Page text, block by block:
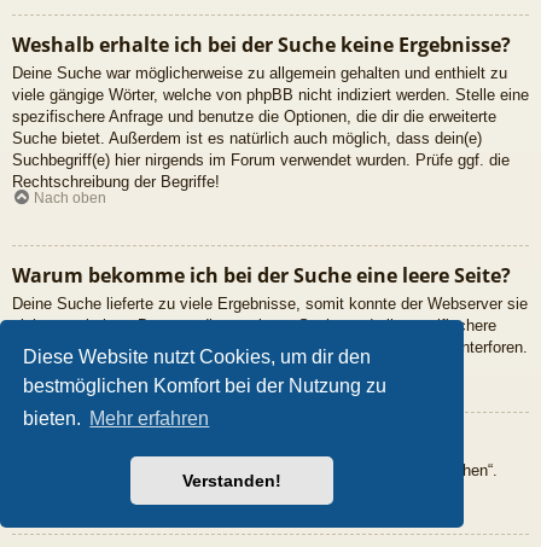
Diese Website nutzt Cookies, um dir den
bestmöglichen Komfort bei der Nutzung zu
bieten. Mehr erfahren
Verstanden!
Weshalb erhalte ich bei der Suche keine Ergebnisse?
Deine Suche war möglicherweise zu allgemein gehalten und enthielt zu
viele gängige Wörter, welche von phpBB nicht indiziert werden. Stelle eine
spezifischere Anfrage und benutze die Optionen, die dir die erweiterte
Suche bietet. Außerdem ist es natürlich auch möglich, dass dein(e)
Suchbegriff(e) hier nirgends im Forum verwendet wurden. Prüfe ggf. die
Rechtschreibung der Begriffe!
Nach oben
Warum bekomme ich bei der Suche eine leere Seite?
Deine Suche lieferte zu viele Ergebnisse, somit konnte der Webserver sie
nicht verarbeiten. Benutze die erweiterte Suche und gib spezifischere
Suchbegriffe ein oder beschränke die Suche auf verschiedene Unterforen.
Nach oben
Gehe zur Mitgliederliste und klicke auf „Nach einem Mitglied suchen“.